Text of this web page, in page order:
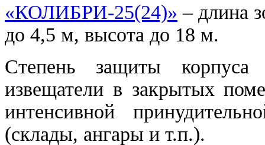
«КОЛИБРИ-25(24)» – длина
до 4,5 м, высота до 18 м.
Степень защиты корпуса
извещатели в закрытых
интенсивной
(склады, ангары и т.п.).